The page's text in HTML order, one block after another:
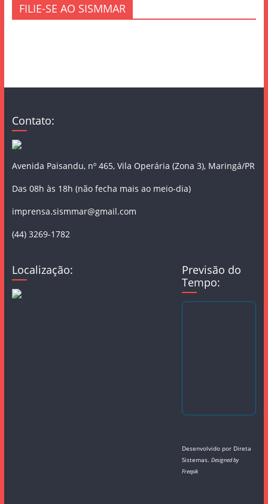
FILIE-SE AO SISMMAR
Contato:
Avenida Paisandu, nº 465, Vila Operária (Zona 3), Maringá/PR
Das 08h às 18h (não fecha mais ao meio-dia)
imprensa.sismmar@gmail.com
(44) 3269-1782
Localização:
Previsão do
Tempo:
Desenvolvido por Direta
Sistemas.Designed by
Freepik